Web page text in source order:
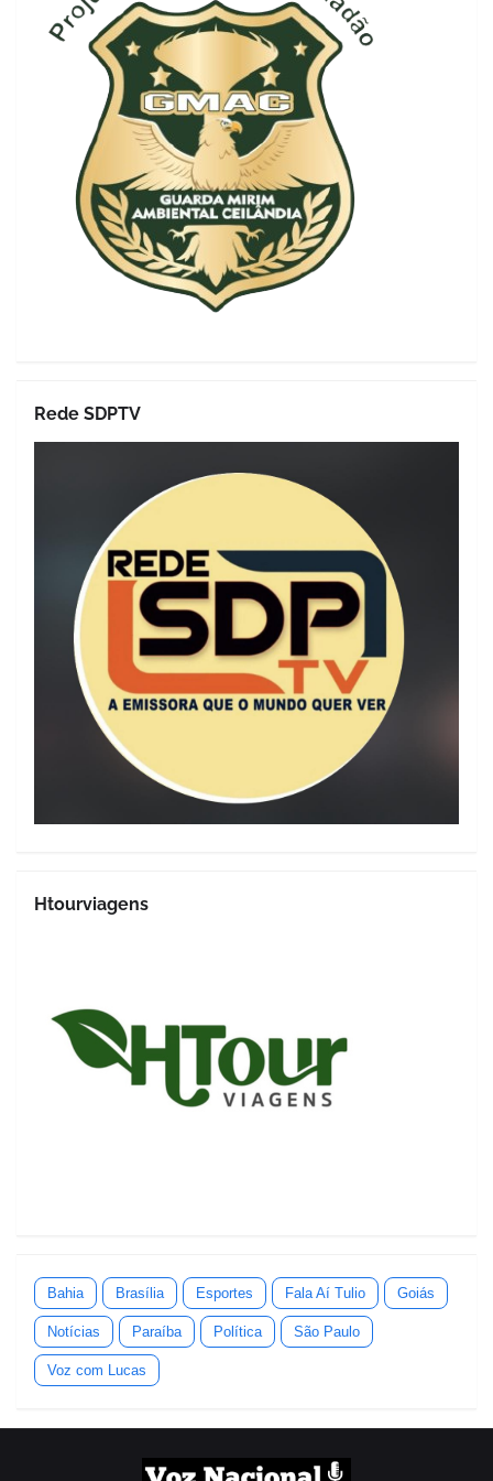
Rede SDPTV
Htourviagens
Bahia Brasília Esportes Fala Aí Tulio Goiás
Notícias Paraíba Política São Paulo
Voz com Lucas